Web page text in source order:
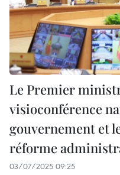
Le Premier
visioconférence
gouvernement et
réforme
03/07/2025 09:25